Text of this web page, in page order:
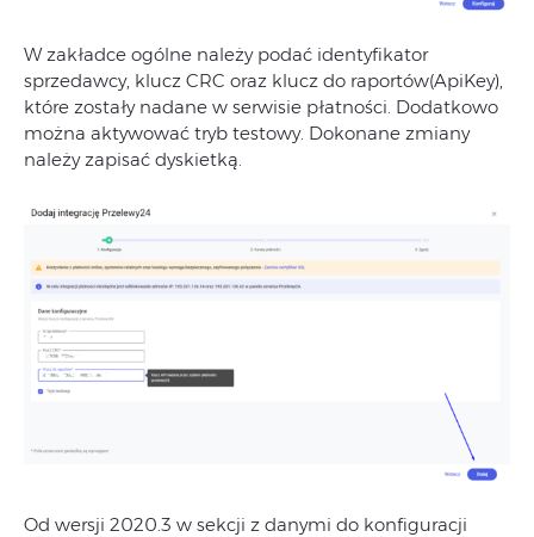
W zakładce ogólne należy podać identyfikator
sprzedawcy, klucz CRC oraz klucz do raportów(ApiKey),
które zostały nadane w serwisie płatności. Dodatkowo
można aktywować tryb testowy. Dokonane zmiany
należy zapisać dyskietką.
Od wersji 2020.3 w sekcji z danymi do konfiguracji